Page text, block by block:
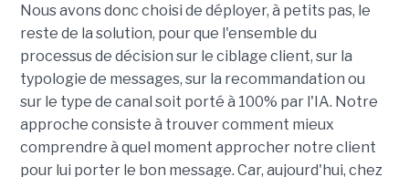
Nous avons donc choisi de déployer, à petits pas, le
reste de la solution, pour que l'ensemble du
processus de décision sur le ciblage client, sur la
typologie de messages, sur la recommandation ou
sur le type de canal soit porté à 100% par l'IA. Notre
approche consiste à trouver comment mieux
comprendre à quel moment approcher notre client
pour lui porter le bon message. Car, aujourd'hui, chez